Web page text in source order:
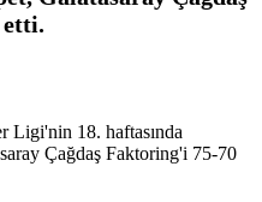
Ligi'nin 18. haftasında
Çağdaş Faktoring'i 75-70